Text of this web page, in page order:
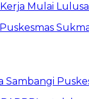
Mulai